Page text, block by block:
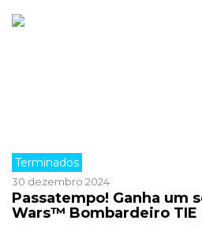
Terminados
30 dezembro 2024
Passatempo! Ganha um
Wars™ Bombardeiro TIE